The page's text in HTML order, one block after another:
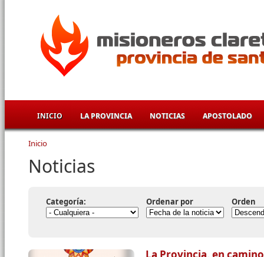
INICIO LA PROVINCIA NOTICIAS APOSTOLADO
Se encuentra usted aquí
Inicio
Noticias
Categoría: Ordenar por Orden